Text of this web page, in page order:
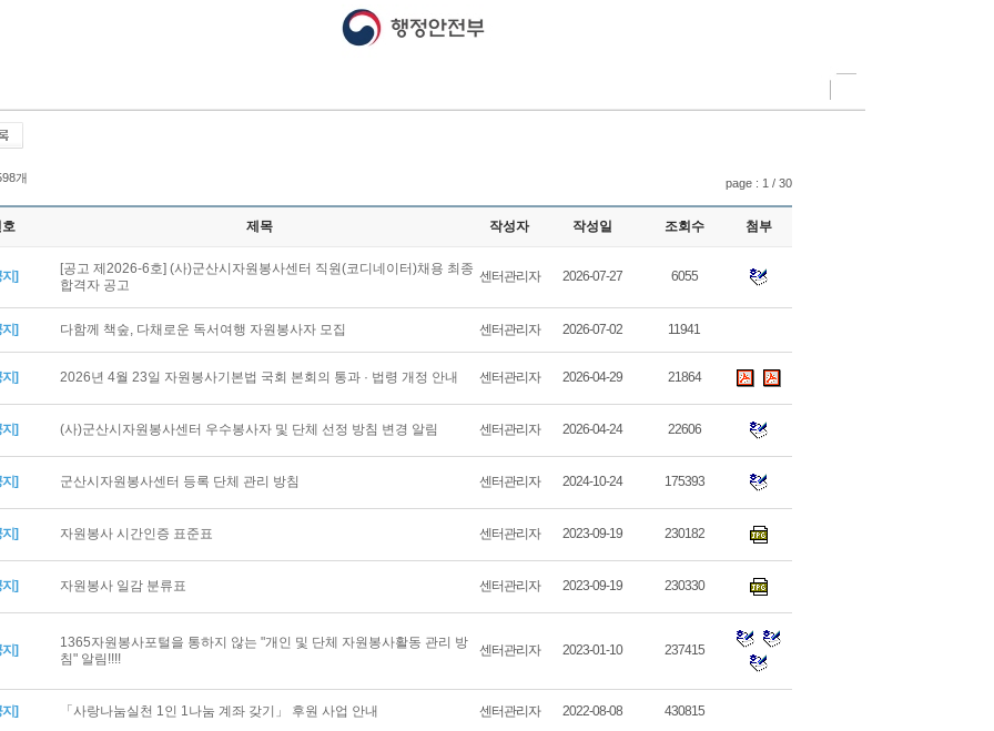
개 page : 1 / 30
호 제목 작성자 작성일 조회수 첨부
지]
[공고 제2026-6호] (사)군산시자원봉사센터 직원(코디네이터)채용 최종
합격자 공고
센터관리자 2026-07-27 6055
지] 다함께 책숲, 다채로운 독서여행 자원봉사자 모집 센터관리자 2026-07-02 11941
지] 2026년 4월 23일 자원봉사기본법 국회 본회의 통과 · 법령 개정 안내 센터관리자 2026-04-29 21864
지] (사)군산시자원봉사센터 우수봉사자 및 단체 선정 방침 변경 알림 센터관리자 2026-04-24 22606
지] 군산시자원봉사센터 등록 단체 관리 방침 센터관리자 2024-10-24 175393
지] 자원봉사 시간인증 표준표 센터관리자 2023-09-19 230182
지] 자원봉사 일감 분류표 센터관리자 2023-09-19 230330
지]
1365자원봉사포털을 통하지 않는 "개인 및 단체 자원봉사활동 관리 방
침" 알림!!!!
센터관리자 2023-01-10 237415
지] 「사랑나눔실천 1인 1나눔 계좌 갖기」 후원 사업 안내 센터관리자 2022-08-08 430815